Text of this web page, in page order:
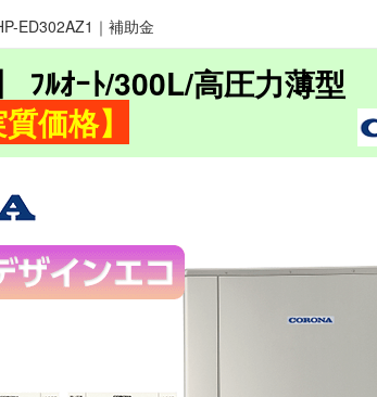
ED302AZ1｜補助金
ﾌﾙｵｰﾄ/300L/高圧力薄型
価格】